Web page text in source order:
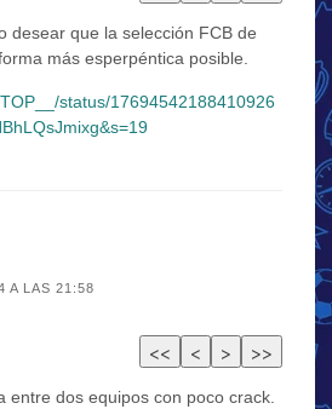
desear que la selección FCB de
más esperpéntica posible.
status/17694542188410926
A LAS 21:58
entre dos equipos con poco crack.